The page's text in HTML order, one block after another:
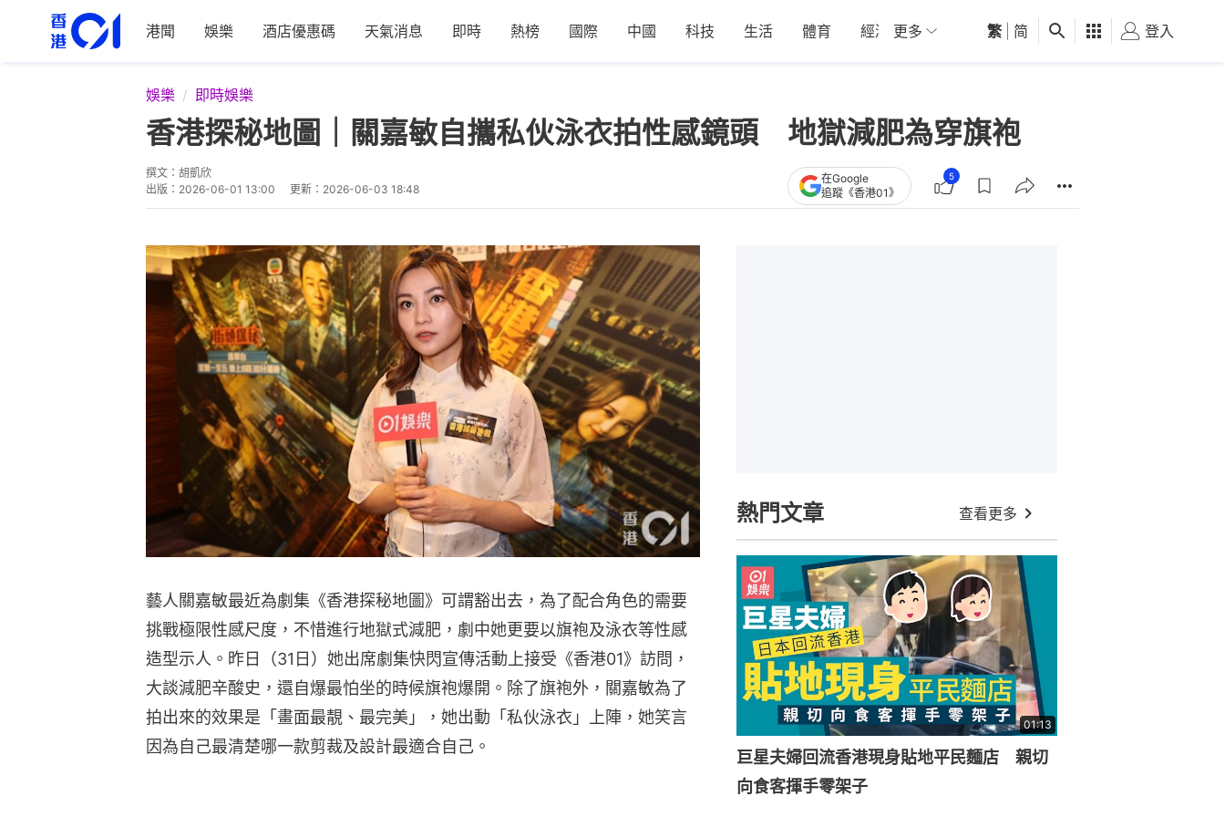
港聞 娛樂 酒店優惠碼 天氣消息 即時 熱榜 國際 中國 科技 生活 體育 經濟 01深圳 觀點 健康 好食玩飛
更多 繁 简 登入
娛樂 即時娛樂
香港探秘地圖｜關嘉敏自攜私伙泳衣拍性感鏡頭 地獄減肥為穿旗袍
撰文： 胡凱欣
出版： 2026-06-01 13:00 更新： 2026-06-03 18:48
在Google
追蹤《香港01》
5
藝人關嘉敏最近為劇集《香港探秘地圖》可謂豁出去，為了配合角色的需要
挑戰極限性感尺度，不惜進行地獄式減肥，劇中她更要以旗袍及泳衣等性感
造型示人。昨日（31日）她出席劇集快閃宣傳活動上接受《香港01》訪問，
大談減肥辛酸史，還自爆最怕坐的時候旗袍爆開。除了旗袍外，關嘉敏為了
拍出來的效果是「畫面最靚、最完美」，她出動「私伙泳衣」上陣，她笑言
因為自己最清楚哪一款剪裁及設計最適合自己。
熱門文章 查看更多
01:13
巨星夫婦回流香港現身貼地平民麵店 親切
向食客揮手零架子